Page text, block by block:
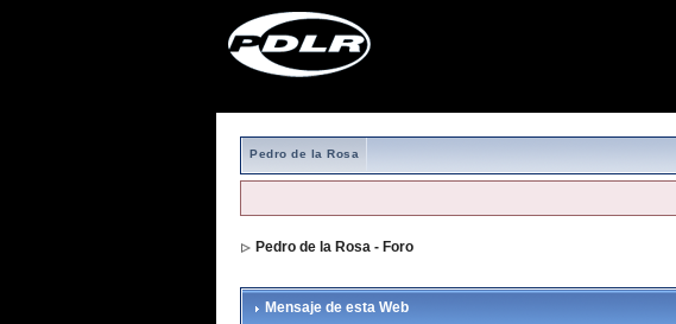
Pedro de la Rosa
Pedro de la Rosa - Foro
Mensaje de esta Web